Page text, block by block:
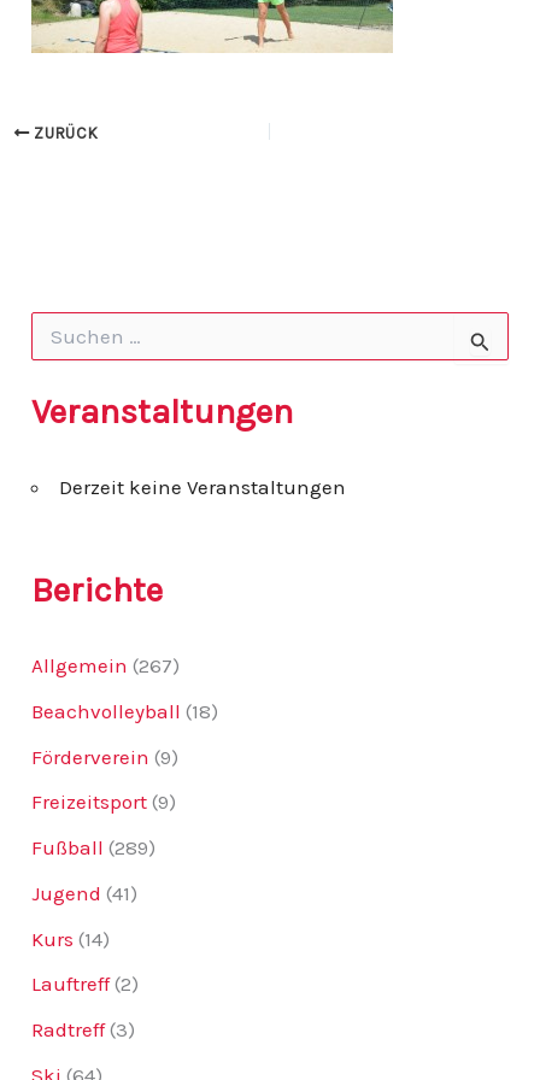
ZURÜCK
h
e
a
Veranstaltungen
Derzeit keine Veranstaltungen
Berichte
Allgemein (267)
Beachvolleyball (18)
Förderverein (9)
Freizeitsport (9)
Fußball (289)
Jugend (41)
Kurs (14)
Lauftreff(2)
Radtreff(3)
Ski (64)